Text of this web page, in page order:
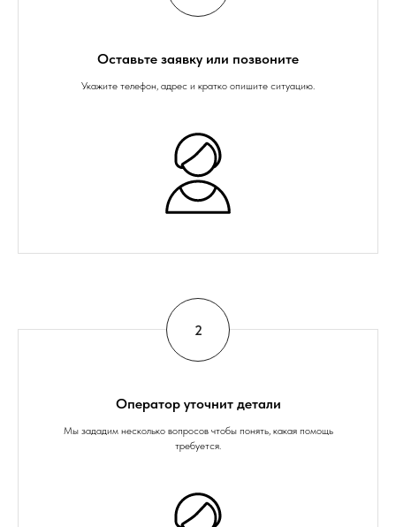
Оставьте заявку или позвоните
Укажите телефон, адрес и кратко опишите ситуацию.
Оператор уточнит детали
Мы зададим несколько вопросов чтобы понять, какая помощь
требуется.